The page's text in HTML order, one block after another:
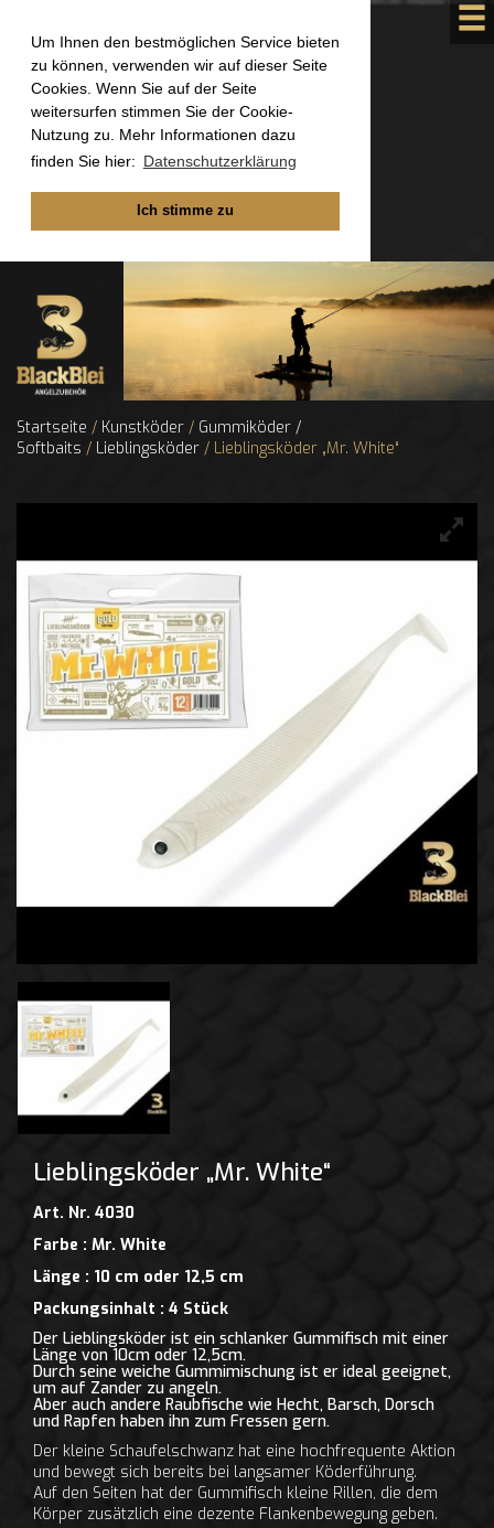
Um Ihnen den bestmöglichen Service bieten
zu können, verwenden wir auf dieser Seite
Cookies. Wenn Sie auf der Seite
weitersurfen stimmen Sie der Cookie-
Nutzung zu. Mehr Informationen dazu
finden Sie hier: Datenschutzerklärung
Ich stimme zu
Startseite / Kunstköder / Gummiköder /
Softbaits / Lieblingsköder / Lieblingsköder „Mr. White“
Lieblingsköder „Mr. White“
Art. Nr. 4030
Farbe : Mr. White
Länge : 10 cm oder 12,5 cm
Packungsinhalt : 4 Stück
Der Lieblingsköder ist ein schlanker Gummifisch mit einer
Länge von 10cm oder 12,5cm.
Durch seine weiche Gummimischung ist er ideal geeignet,
um auf Zander zu angeln.
Aber auch andere Raubfische wie Hecht, Barsch, Dorsch
und Rapfen haben ihn zum Fressen gern.
Der kleine Schaufelschwanz hat eine hochfrequente Aktion
und bewegt sich bereits bei langsamer Köderführung.
Auf den Seiten hat der Gummifisch kleine Rillen, die dem
Körper zusätzlich eine dezente Flankenbewegung geben.